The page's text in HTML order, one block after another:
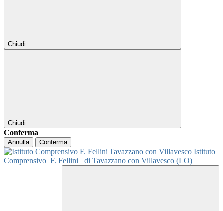
Chiudi
Chiudi
Conferma
Annulla Conferma
Istituto
Comprensivo F. Fellini di Tavazzano con Villavesco (LO)